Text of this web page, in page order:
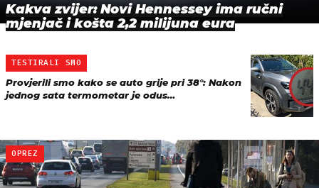
Kakva zvijer: Novi Hennessey ima ručni
mjenjač i košta 2,2 milijuna eura
TESTIRALI SMO
Provjerili smo kako se auto grije pri 38°: Nakon
jednog sata termometar je odus…
OPREZ